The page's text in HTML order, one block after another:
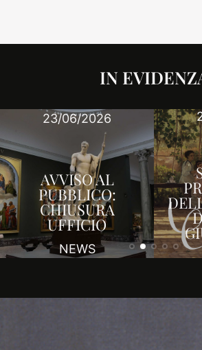
IN
23/06/2026
AVVISO AL
PUBBLICO:
CHIUSURA
UFFICIO
NEWS